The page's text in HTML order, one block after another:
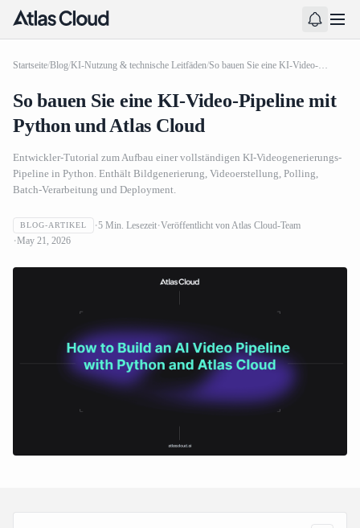
Startseite/Blog/KI-Nutzung & technische Leitfäden/ So bauen Sie eine KI-Video-Pipeline mit Python und Atlas Cloud
So bauen Sie eine KI-Video-Pipeline mit
Python und Atlas Cloud
Entwickler-Tutorial zum Aufbau einer vollständigen KI-Videogenerierungs-
Pipeline in Python. Enthält Bildgenerierung, Videoerstellung, Polling,
Batch-Verarbeitung und Deployment.
BLOG-ARTIKEL 5 Min. Lesezeit Veröffentlicht vonAtlas Cloud-Team
May 21, 2026